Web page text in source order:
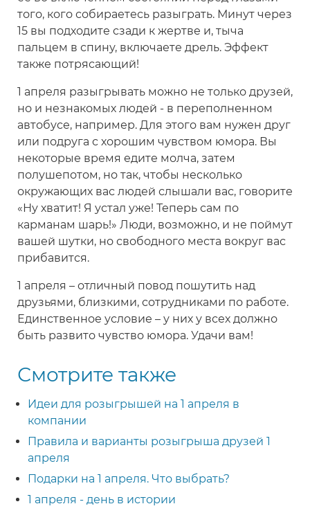
того, кого собираетесь разыграть. Минут через
15 вы подходите сзади к жертве и, тыча
пальцем в спину, включаете дрель. Эффект
также потрясающий!
1 апреля разыгрывать можно не только друзей,
но и незнакомых людей - в переполненном
автобусе, например. Для этого вам нужен друг
или подруга с хорошим чувством юмора. Вы
некоторые время едите молча, затем
полушепотом, но так, чтобы несколько
окружающих вас людей слышали вас, говорите
«Ну хватит! Я устал уже! Теперь сам по
карманам шарь!» Люди, возможно, и не поймут
вашей шутки, но свободного места вокруг вас
прибавится.
1 апреля – отличный повод пошутить над
друзьями, близкими, сотрудниками по работе.
Единственное условие – у них у всех должно
быть развито чувство юмора. Удачи вам!
Смотрите также
Идеи для розыгрышей на 1 апреля в
компании
Правила и варианты розыгрыша друзей 1
апреля
Подарки на 1 апреля. Что выбрать?
1 апреля - день в истории